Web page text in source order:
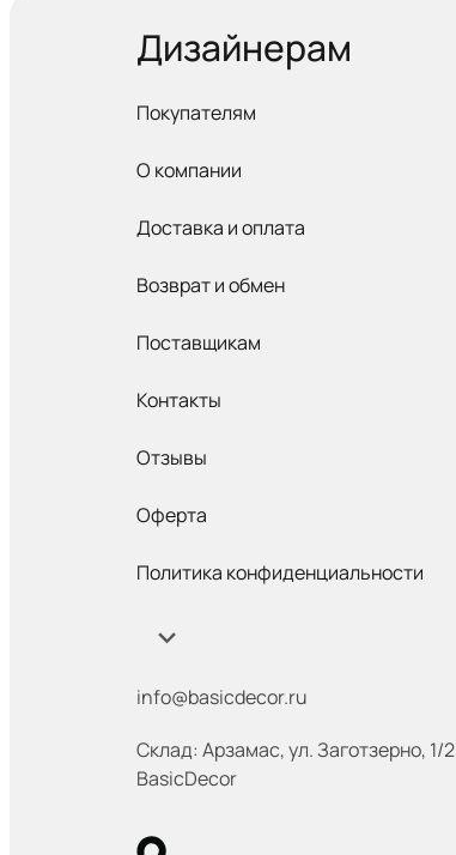
Дизайнерам
Покупателям
О компании
Доставка и оплата
Возврат и обмен
Поставщикам
Контакты
Отзывы
Оферта
Политика конфиденциальности
info@basicdecor.ru
Склад: Арзамас,ул. Заготзерно, 1/2
BasicDecor